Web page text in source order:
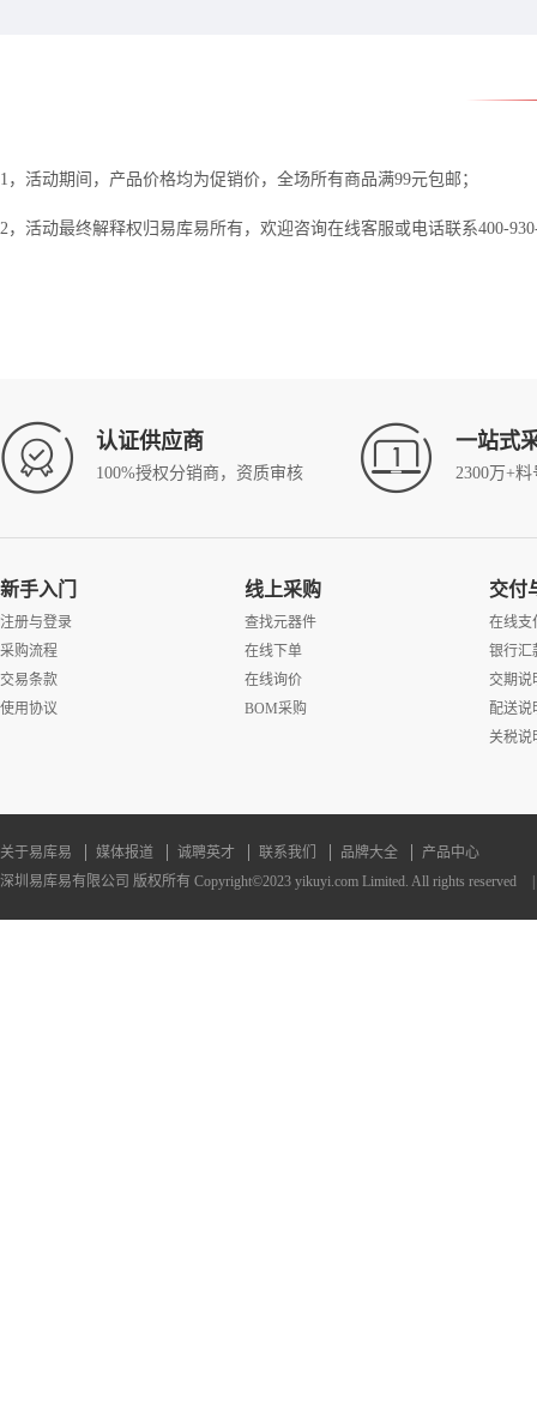
1，活动期间，产品价格均为促销价，全场所有商品满99元包邮；
2，活动最终解释权归易库易所有，欢迎咨询在线客服或电话联系400-
认证供应商
100%授权分销商，资质审核
一站式
2300万+
新手入门
注册与登录
采购流程
交易条款
使用协议
线上采购
查找元器件
在线下单
在线询价
BOM采购
交付
在线支
银行汇
交期说
配送说
关税说
关于易库易 媒体报道 诚聘英才 联系我们 品牌大全
产品中心
深圳易库易有限公司 版权所有 Copyright©2023 yikuyi.com Limited. All rights reserved